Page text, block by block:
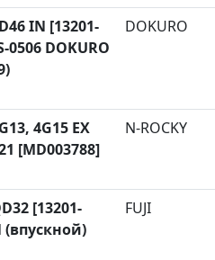
IN [13201-
0506 DOKURO
DOKURO
4G15 EX
[MD003788]
N-ROCKY
[13201-
(впускной)
FUJI